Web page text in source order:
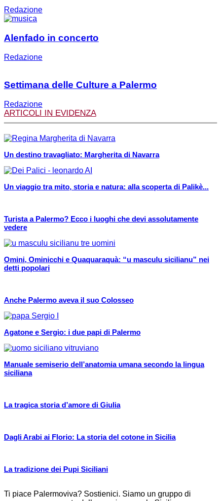
Redazione
Alenfado in concerto
Redazione
Settimana delle Culture a Palermo
Redazione
ARTICOLI IN EVIDENZA
Un destino travagliato: Margherita di Navarra
Un viaggio tra mito, storia e natura: alla scoperta di Palikè...
Turista a Palermo? Ecco i luoghi che devi assolutamente
vedere
Omini, Ominicchi e Quaquaraquà: “u masculu sicilianu” nei
detti popolari
Anche Palermo aveva il suo Colosseo
Agatone e Sergio: i due papi di Palermo
Manuale semiserio dell’anatomia umana secondo la lingua
siciliana
La tragica storia d’amore di Giulia
Dagli Arabi ai Florio: La storia del cotone in Sicilia
La tradizione dei Pupi Siciliani
Ti piace Palermoviva? Sostienici. Siamo un gruppo di